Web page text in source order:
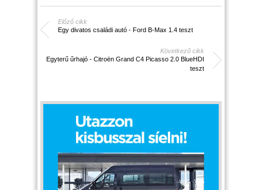
Előző cikk
Egy divatos családi autó - Ford B-Max 1.4 teszt
Következő cikk
Egyterű űrhajó - Citroën Grand C4 Picasso 2.0 BlueHDI
teszt